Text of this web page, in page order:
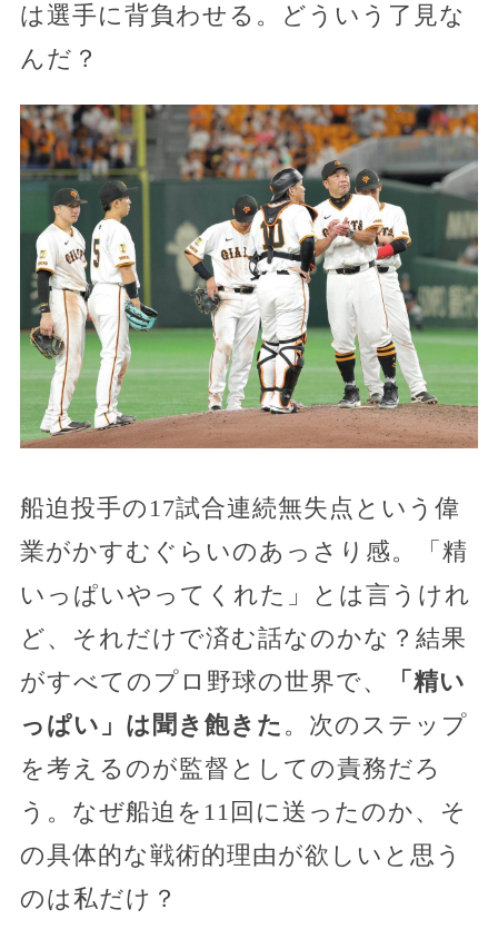
は選手に背負わせる。どういう了見な
んだ？
船迫投手の17試合連続無失点という偉
業がかすむぐらいのあっさり感。「精
いっぱいやってくれた」とは言うけれ
ど、それだけで済む話なのかな？結果
がすべてのプロ野球の世界で、
「精い
っぱい」は聞き飽きた 。次のステップ
を考えるのが監督としての責務だろ
う。なぜ船迫を11回に送ったのか、そ
の具体的な戦術的理由が欲しいと思う
のは私だけ？